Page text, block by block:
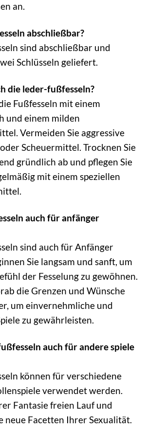
an.
abschließbar?
sind abschließbar und
Schlüsseln geliefert.
die leder-fußfesseln?
Fußfesseln mit einem
und einem milden
Vermeiden Sie aggressive
Scheuermittel. Trocknen Sie
gründlich ab und pflegen Sie
mit einem speziellen
auch für anfänger
sind auch für Anfänger
Sie langsam und sanft, um
der Fesselung zu gewöhnen.
die Grenzen und Wünsche
um einvernehmliche und
zu gewährleisten.
auch für andere spiele
können für verschiedene
verwendet werden.
Fantasie freien Lauf und
neue Facetten Ihrer Sexualität.